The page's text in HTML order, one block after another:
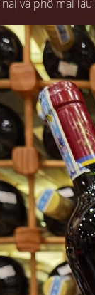
và phô mai lâu